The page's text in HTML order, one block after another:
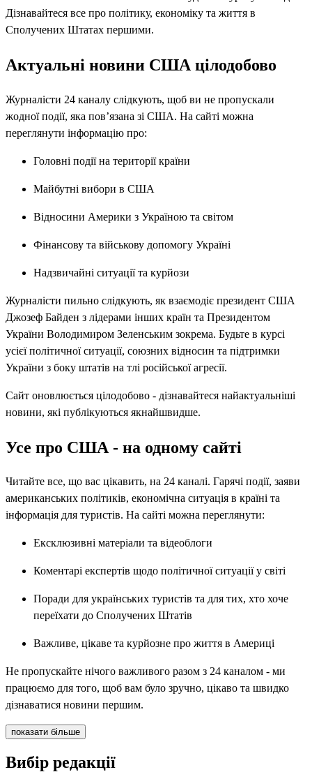
Дізнавайтеся все про політику, економіку та життя в
Сполучених Штатах першими.
Актуальні новини США цілодобово
Журналісти 24 каналу слідкують, щоб ви не пропускали
жодної події, яка пов’язана зі США. На сайті можна
переглянути інформацію про:
Головні події на території країни
Майбутні вибори в США
Відносини Америки з Україною та світом
Фінансову та військову допомогу Україні
Надзвичайні ситуації та курйози
Журналісти пильно слідкують, як взаємодіє президент США
Джозеф Байден з лідерами інших країн та Президентом
України Володимиром Зеленським зокрема. Будьте в курсі
усієї політичної ситуації, союзних відносин та підтримки
України з боку штатів на тлі російської агресії.
Сайт оновлюється цілодобово - дізнавайтеся найактуальніші
новини, які публікуються якнайшвидше.
Усе про США - на одному сайті
Читайте все, що вас цікавить, на 24 каналі. Гарячі події, заяви
американських політиків, економічна ситуація в країні та
інформація для туристів. На сайті можна переглянути:
Ексклюзивні матеріали та відеоблоги
Коментарі експертів щодо політичної ситуації у світі
Поради для українських туристів та для тих, хто хоче
переїхати до Сполучених Штатів
Важливе, цікаве та курйозне про життя в Америці
Не пропускайте нічого важливого разом з 24 каналом - ми
працюємо для того, щоб вам було зручно, цікаво та швидко
дізнаватися новини першим.
показати більше
Вибір редакції